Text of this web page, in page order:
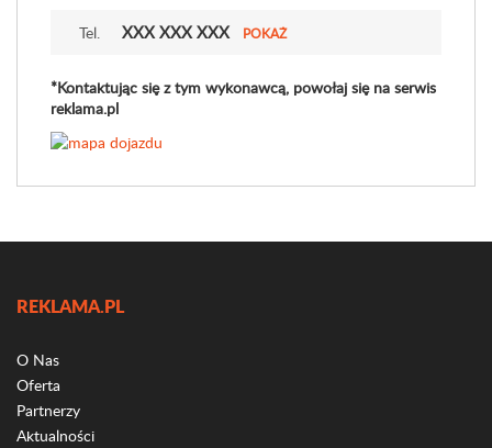
Tel. XXX XXX XXX POKAŻ
*Kontaktując się z tym wykonawcą, powołaj się na serwis
reklama.pl
REKLAMA.PL
O Nas
Oferta
Partnerzy
Aktualności